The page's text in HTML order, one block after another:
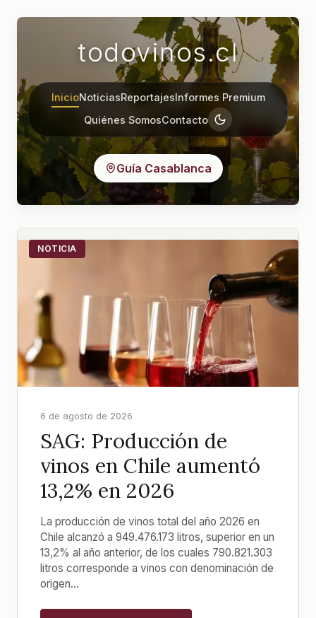
todovinos.cl
InicioNoticiasReportajesInformes Premium
Quiénes SomosContacto
Guía Casablanca
NOTICIA
6 de agosto de 2026
SAG: Producción de
vinos en Chile aumentó
13,2% en 2026
La producción de vinos total del año 2026 en
Chile alcanzó a 949.476.173 litros, superior en un
13,2% al año anterior, de los cuales 790.821.303
litros corresponde a vinos con denominación de
origen...